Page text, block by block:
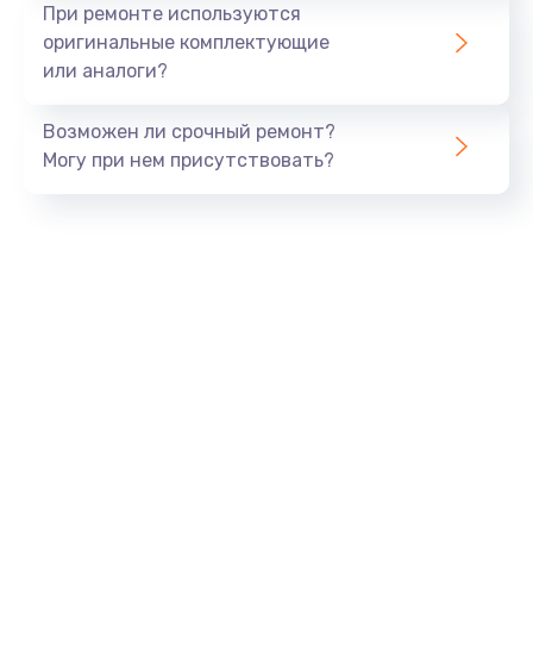
1200 руб.
Ремонт сим-лотка
600 руб.
При ремонте используются
оригинальные комплектующие
или аналоги?
Возможен ли срочный ремонт?
Могу при нем присутствовать?